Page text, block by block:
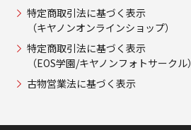
特定商取引法に基づく表示
（キヤノンオンラインショップ）
特定商取引法に基づく表示
（EOS学園/キヤノンフォトサークル）
古物営業法に基づく表示